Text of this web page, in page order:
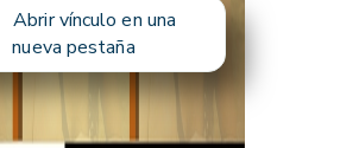
Abrir vínculo en una
nueva pestaña